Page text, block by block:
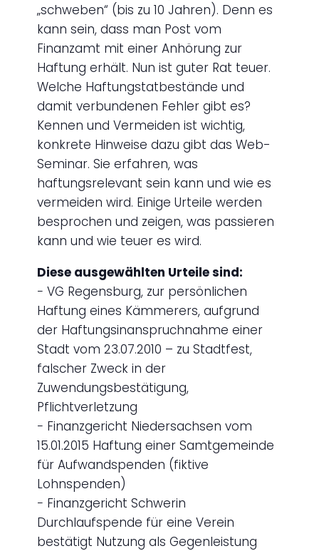
„schweben“ (bis zu 10 Jahren). Denn es
kann sein, dass man Post vom
Finanzamt mit einer Anhörung zur
Haftung erhält. Nun ist guter Rat teuer.
Welche Haftungstatbestände und
damit verbundenen Fehler gibt es?
Kennen und Vermeiden ist wichtig,
konkrete Hinweise dazu gibt das Web-
Seminar. Sie erfahren, was
haftungsrelevant sein kann und wie es
vermeiden wird. Einige Urteile werden
besprochen und zeigen, was passieren
kann und wie teuer es wird.
Diese ausgewählten Urteile sind:
− VG Regensburg, zur persönlichen
Haftung eines Kämmerers, aufgrund
der Haftungsinanspruchnahme einer
Stadt vom 23.07.2010 – zu Stadtfest,
falscher Zweck in der
Zuwendungsbestätigung,
Pflichtverletzung
− Finanzgericht Niedersachsen vom
15.01.2015 Haftung einer Samtgemeinde
für Aufwandspenden (fiktive
Lohnspenden)
− Finanzgericht Schwerin
Durchlaufspende für eine Verein
bestätigt Nutzung als Gegenleistung